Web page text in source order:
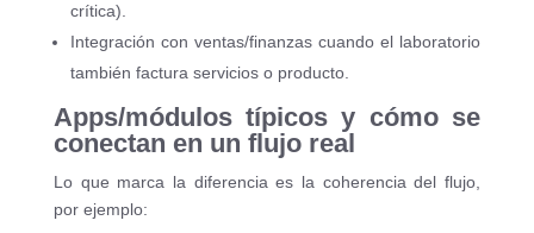
crítica).
Integración con ventas/finanzas cuando el laboratorio
también factura servicios o producto.
Apps/módulos típicos y cómo se
conectan en un flujo real
Lo que marca la diferencia es la coherencia del flujo,
por ejemplo: